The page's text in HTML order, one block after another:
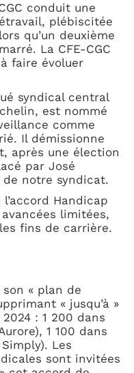
conduit une
plébiscitée
qu’un deuxième
La CFE-CGC
faire évoluer
syndical central
est nommé
comme
Il démissionne
après une élection
par José
notre syndicat.
l’accord Handicap
limitées,
fins de carrière.
« plan de
« jusqu’à »
: 1 200 dans
1 100 dans
Les
sont invitées